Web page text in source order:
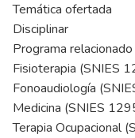
Temática ofertada
Disciplinar
Programa relacionado
Fisioterapia (SNIES
Fonoaudiología
Medicina (SNIES
Terapia Ocupacional